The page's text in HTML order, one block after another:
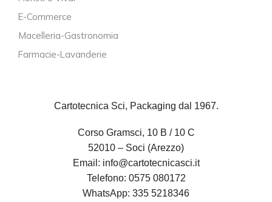
E-Commerce
Macelleria-Gastronomia
Farmacie-Lavanderie
Cartotecnica Sci, Packaging dal 1967.
Corso Gramsci, 10 B / 10 C
52010 – Soci (Arezzo)
Email: info@cartotecnicasci.it
Telefono: 0575 080172
WhatsApp: 335 5218346